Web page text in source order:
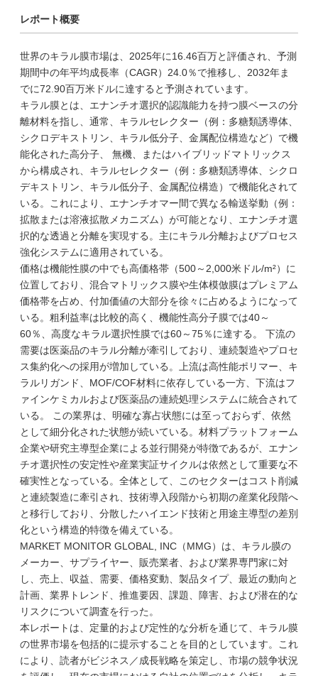
レポート概要
世界のキラル膜市場は、2025年に16.46百万と評価され、予測
期間中の年平均成長率（CAGR）24.0％で推移し、2032年ま
でに72.90百万米ドルに達すると予測されています。
キラル膜とは、エナンチオ選択的認識能力を持つ膜ベースの分
離材料を指し、通常、キラルセレクター（例：多糖類誘導体、
シクロデキストリン、キラル低分子、金属配位構造など）で機
能化された高分子、 無機、またはハイブリッドマトリックス
から構成され、キラルセレクター（例：多糖類誘導体、シクロ
デキストリン、キラル低分子、金属配位構造）で機能化されて
いる。これにより、エナンチオマー間で異なる輸送挙動（例：
拡散または溶液拡散メカニズム）が可能となり、エナンチオ選
択的な透過と分離を実現する。主にキラル分離およびプロセス
強化システムに適用されている。
価格は機能性膜の中でも高価格帯（500～2,000米ドル/m²）に
位置しており、混合マトリックス膜や生体模倣膜はプレミアム
価格帯を占め、付加価値の大部分を徐々に占めるようになって
いる。粗利益率は比較的高く、機能性高分子膜では40～
60％、高度なキラル選択性膜では60～75％に達する。 下流の
需要は医薬品のキラル分離が牽引しており、連続製造やプロセ
ス集約化への採用が増加している。上流は高性能ポリマー、キ
ラルリガンド、MOF/COF材料に依存している一方、下流はフ
ァインケミカルおよび医薬品の連続処理システムに統合されて
いる。 この業界は、明確な寡占状態には至っておらず、依然
として細分化された状態が続いている。材料プラットフォーム
企業や研究主導型企業による並行開発が特徴であるが、エナン
チオ選択性の安定性や産業実証サイクルは依然として重要な不
確実性となっている。全体として、このセクターはコスト削減
と連続製造に牽引され、技術導入段階から初期の産業化段階へ
と移行しており、分散したハイエンド技術と用途主導型の差別
化という構造的特徴を備えている。
MARKET MONITOR GLOBAL, INC（MMG）は、キラル膜の
メーカー、サプライヤー、販売業者、および業界専門家に対
し、売上、収益、需要、価格変動、製品タイプ、最近の動向と
計画、業界トレンド、推進要因、課題、障害、および潜在的な
リスクについて調査を行った。
本レポートは、定量的および定性的な分析を通じて、キラル膜
の世界市場を包括的に提示することを目的としています。これ
により、読者がビジネス／成長戦略を策定し、市場の競争状況